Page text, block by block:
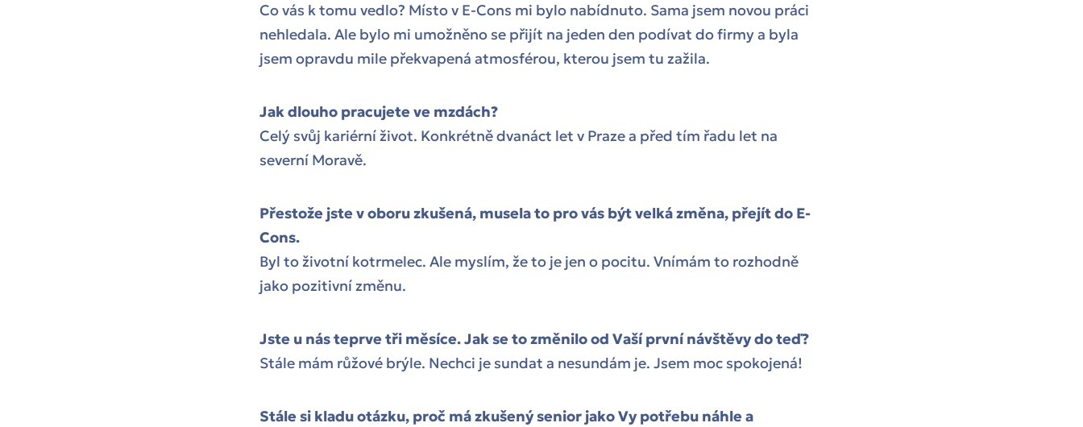
Co vás k tomu vedlo? Místo v E-Cons mi bylo nabídnuto. Sama jsem novou práci
nehledala. Ale bylo mi umožněno se přijít na jeden den podívat do firmy a byla
jsem opravdu mile překvapená atmosférou, kterou jsem tu zažila.
Jak dlouho pracujete ve mzdách?
Celý svůj kariérní život. Konkrétně dvanáct let v Praze a před tím řadu let na
severní Moravě.
Přestože jste v oboru zkušená, musela to pro vás být velká změna, přejít do E-
Cons.
Byl to životní kotrmelec. Ale myslím, že to je jen o pocitu. Vnímám to rozhodně
jako pozitivní změnu.
Jste u nás teprve tři měsíce. Jak se to změnilo od Vaší první návštěvy do teď?
Stále mám růžové brýle. Nechci je sundat a nesundám je. Jsem moc spokojená!
Stále si kladu otázku, proč má zkušený senior jako Vy potřebu náhle a